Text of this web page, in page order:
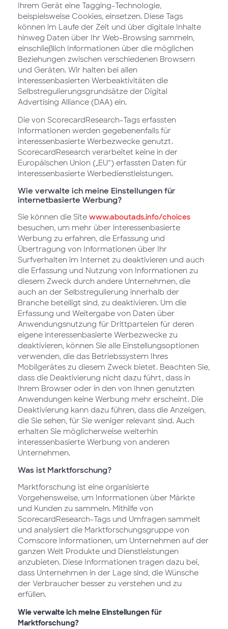
Ihrem Gerät eine Tagging-Technologie,
beispielsweise Cookies, einsetzen. Diese Tags
können im Laufe der Zeit und über digitale Inhalte
hinweg Daten über Ihr Web-Browsing sammeln,
einschließlich Informationen über die möglichen
Beziehungen zwischen verschiedenen Browsern
und Geräten. Wir halten bei allen
interessenbasierten Werbeaktivitäten die
Selbstregulierungsgrundsätze der Digital
Advertising Alliance (DAA) ein.
Die von ScorecardResearch-Tags erfassten
Informationen werden gegebenenfalls für
interessenbasierte Werbezwecke genutzt.
ScorecardResearch verarbeitet keine in der
Europäischen Union („EU“) erfassten Daten für
interessenbasierte Werbedienstleistungen.
Wie verwalte ich meine Einstellungen für
internetbasierte Werbung?
Sie können die Site www.aboutads.info/choices
besuchen, um mehr über interessenbasierte
Werbung zu erfahren, die Erfassung und
Übertragung von Informationen über Ihr
Surfverhalten im Internet zu deaktivieren und auch
die Erfassung und Nutzung von Informationen zu
diesem Zweck durch andere Unternehmen, die
auch an der Selbstregulierung innerhalb der
Branche beteiligt sind, zu deaktivieren. Um die
Erfassung und Weitergabe von Daten über
Anwendungsnutzung für Drittparteien für deren
eigene interessenbasierte Werbezwecke zu
deaktivieren, können Sie alle Einstellungsoptionen
verwenden, die das Betriebssystem Ihres
Mobilgerätes zu diesem Zweck bietet. Beachten Sie,
dass die Deaktivierung nicht dazu führt, dass in
Ihrem Browser oder in den von Ihnen genutzten
Anwendungen keine Werbung mehr erscheint. Die
Deaktivierung kann dazu führen, dass die Anzeigen,
die Sie sehen, für Sie weniger relevant sind. Auch
erhalten Sie möglicherweise weiterhin
interessenbasierte Werbung von anderen
Unternehmen.
Was ist Marktforschung?
Marktforschung ist eine organisierte
Vorgehensweise, um Informationen über Märkte
und Kunden zu sammeln. Mithilfe von
ScorecardResearch-Tags und Umfragen sammelt
und analysiert die Marktforschungsgruppe von
Comscore Informationen, um Unternehmen auf der
ganzen Welt Produkte und Dienstleistungen
anzubieten. Diese Informationen tragen dazu bei,
dass Unternehmen in der Lage sind, die Wünsche
der Verbraucher besser zu verstehen und zu
erfüllen.
Wie verwalte ich meine Einstellungen für
Marktforschung?